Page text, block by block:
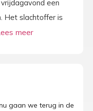
een
Het slachtoffer is
gaan we terug in de